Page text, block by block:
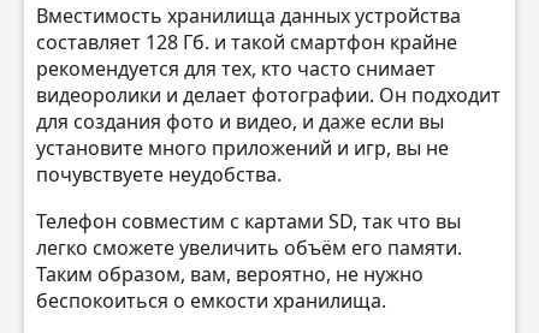
Вместимость хранилища данных устройства
составляет 128 Гб. и такой смартфон крайне
рекомендуется для тех, кто часто снимает
видеоролики и делает фотографии. Он подходит
для создания фото и видео, и даже если вы
установите много приложений и игр, вы не
почувствуете неудобства.
Телефон совместим с картами SD, так что вы
легко сможете увеличить объём его памяти.
Таким образом, вам, вероятно, не нужно
беспокоиться о емкости хранилища.